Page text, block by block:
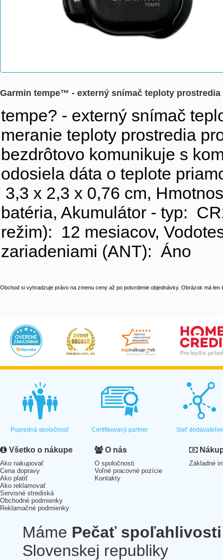
Garmin tempe™ - externý snímač teploty prostredia
tempe? - externý snímač
meranie teploty prostredia
bezdrôtovo komunikuje s
odosiela dáta o teplote
3,3 x 2,3 x 0,76 cm,
batéria, Akumulátor - typ:
režim): 12 mesiacov,
zariadeniami (ANT): Áno
Obchod si vyhradzuje právo na zmenu ceny až po potvrdenie objednávky. Obrázok má len
Popredná spoločnosť Certifikovaný partner Sieť dodávateľov
Všetko o nákupe
Ako nakupovať
Cena dopravy
Ako platiť
Ako reklamovať
Servisné strediská
Obchodné podmienky
Reklamačné podmienky
O nás
O spoločnosti
Voľné pracovné pozície
Kontakty
Základné
Máme Pečať spoľahlivosti
Slovenskej republiky